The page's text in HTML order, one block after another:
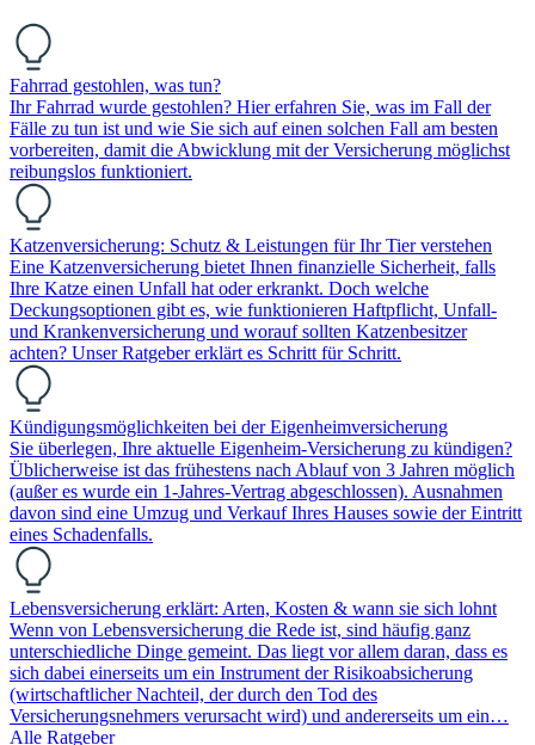
Fahrrad gestohlen, was tun?
Ihr Fahrrad wurde gestohlen? Hier erfahren Sie, was im Fall der
Fälle zu tun ist und wie Sie sich auf einen solchen Fall am besten
vorbereiten, damit die Abwicklung mit der Versicherung möglichst
reibungslos funktioniert.
Katzenversicherung: Schutz & Leistungen für Ihr Tier verstehen
Eine Katzenversicherung bietet Ihnen finanzielle Sicherheit, falls
Ihre Katze einen Unfall hat oder erkrankt. Doch welche
Deckungsoptionen gibt es, wie funktionieren Haftpflicht, Unfall-
und Krankenversicherung und worauf sollten Katzenbesitzer
achten? Unser Ratgeber erklärt es Schritt für Schritt.
Kündigungsmöglichkeiten bei der Eigenheimversicherung
Sie überlegen, Ihre aktuelle Eigenheim-Versicherung zu kündigen?
Üblicherweise ist das frühestens nach Ablauf von 3 Jahren möglich
(außer es wurde ein 1-Jahres-Vertrag abgeschlossen). Ausnahmen
davon sind eine Umzug und Verkauf Ihres Hauses sowie der Eintritt
eines Schadenfalls.
Lebensversicherung erklärt: Arten, Kosten & wann sie sich lohnt
Wenn von Lebensversicherung die Rede ist, sind häufig ganz
unterschiedliche Dinge gemeint. Das liegt vor allem daran, dass es
sich dabei einerseits um ein Instrument der Risikoabsicherung
(wirtschaftlicher Nachteil, der durch den Tod des
Versicherungsnehmers verursacht wird) und andererseits um ein…
Alle Ratgeber